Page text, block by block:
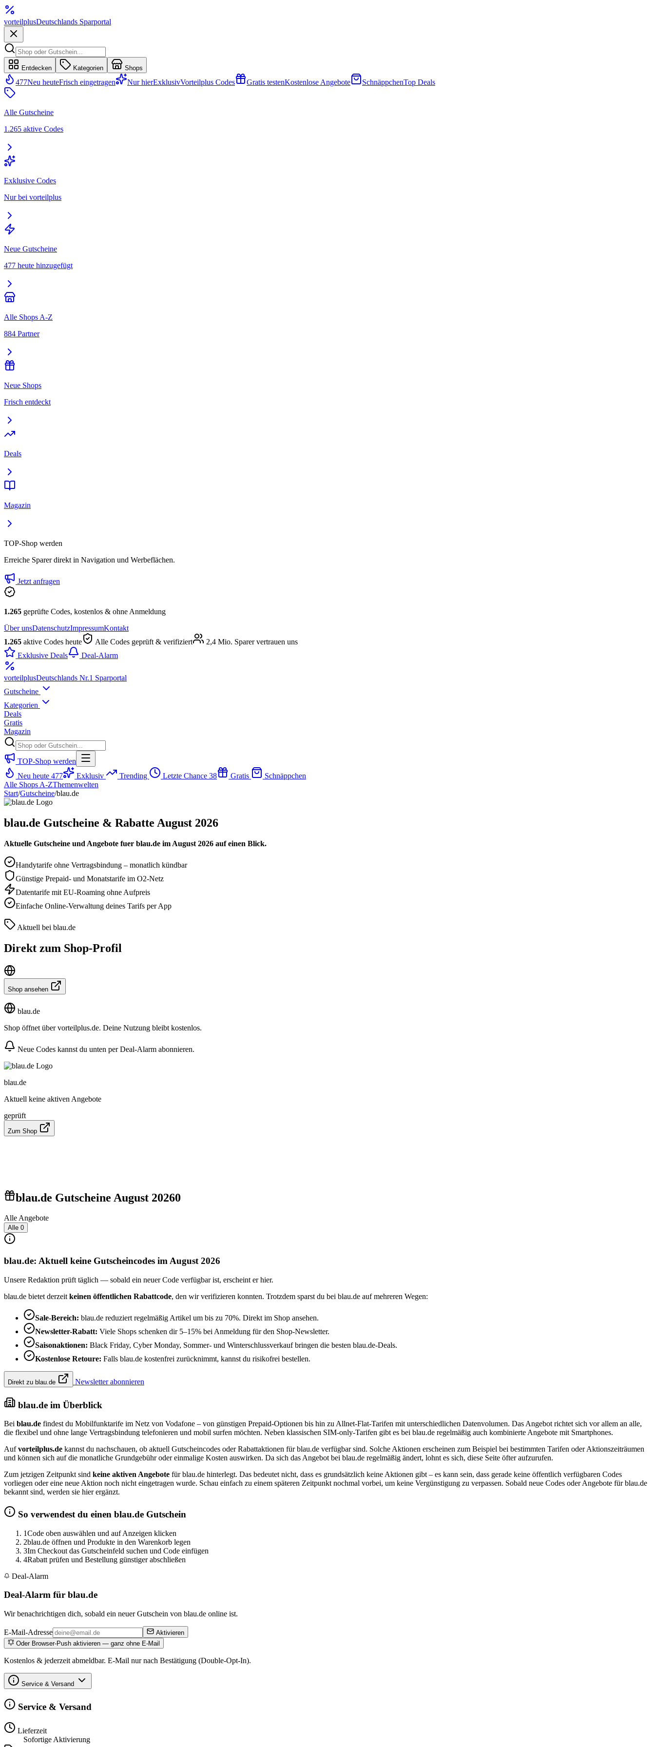
vorteilplusDeutschlands Sparportal
Entdecken Kategorien Shops
477Neu heuteFrisch eingetragen Nur hierExklusivVorteilplus Codes Gratis testenKostenlose Angebote SchnäppchenTop Deals
Alle Gutscheine
1.265 aktive Codes
Exklusive Codes
Nur bei vorteilplus
Neue Gutscheine
477 heute hinzugefügt
Alle Shops A-Z
884 Partner
Neue Shops
Frisch entdeckt
Deals
Magazin
TOP-Shop werden
Erreiche Sparer direkt in Navigation und Werbeflächen.
Jetzt anfragen
1.265 geprüfte Codes, kostenlos & ohne Anmeldung
Über unsDatenschutzImpressumKontakt
1.265 aktive Codes heute Alle Codes geprüft & verifiziert
2,4 Mio. Sparer vertrauen uns
Exklusive Deals
Deal-Alarm
vorteilplusDeutschlands Nr.1 Sparportal
Gutscheine
Kategorien
Deals
Gratis
Magazin
TOP-Shop werden
Neu heute 477 Exklusiv Trending Letzte Chance 38 Gratis
Schnäppchen
Alle Shops A-ZThemenwelten
Start/Gutscheine/blau.de
blau.de Gutscheine & Rabatte August 2026
Aktuelle Gutscheine und Angebote fuer blau.de im August 2026 auf einen Blick.
Handytarife ohne Vertragsbindung – monatlich kündbar
Günstige Prepaid- und Monatstarife im O2-Netz
Datentarife mit EU-Roaming ohne Aufpreis
Einfache Online-Verwaltung deines Tarifs per App
Aktuell bei blau.de
Direkt zum Shop-Profil
Shop ansehen
blau.de
Shop öffnet über vorteilplus.de. Deine Nutzung bleibt kostenlos.
Neue Codes kannst du unten per Deal-Alarm abonnieren.
blau.de
Aktuell keine aktiven Angebote
geprüft
Zum Shop
blau.de Gutscheine August 20260
Alle Angebote
Alle 0
blau.de: Aktuell keine Gutscheincodes im August 2026
Unsere Redaktion prüft täglich — sobald ein neuer Code verfügbar ist, erscheint er hier.
blau.de bietet derzeit keinen öffentlichen Rabattcode, den wir verifizieren konnten. Trotzdem sparst du bei blau.de auf mehreren Wegen:
Sale-Bereich: blau.de reduziert regelmäßig Artikel um bis zu 70%. Direkt im Shop ansehen.
Newsletter-Rabatt: Viele Shops schenken dir 5–15% bei Anmeldung für den Shop-Newsletter.
Saisonaktionen: Black Friday, Cyber Monday, Sommer- und Winterschlussverkauf bringen die besten blau.de-Deals.
Kostenlose Retoure: Falls blau.de kostenfrei zurücknimmt, kannst du risikofrei bestellen.
Direkt zu blau.de Newsletter abonnieren
blau.de im Überblick
Bei blau.de findest du Mobilfunktarife im Netz von Vodafone – von günstigen Prepaid-Optionen bis hin zu Allnet-Flat-Tarifen mit unterschiedlichen Datenvolumen. Das Angebot richtet sich vor allem an alle,
die flexibel und ohne lange Vertragsbindung telefonieren und mobil surfen möchten. Neben klassischen SIM-only-Tarifen gibt es bei blau.de regelmäßig auch kombinierte Angebote mit Smartphones.
Aufvorteilplus.de kannst du nachschauen, ob aktuell Gutscheincodes oder Rabattaktionen für blau.de verfügbar sind. Solche Aktionen erscheinen zum Beispiel bei bestimmten Tarifen oder Aktionszeiträumen
und können sich auf die monatliche Grundgebühr oder einmalige Kosten auswirken. Da sich das Angebot bei blau.de regelmäßig ändert, lohnt es sich, diese Seite öfter aufzurufen.
Zum jetzigen Zeitpunkt sind keine aktiven Angebote für blau.de hinterlegt. Das bedeutet nicht, dass es grundsätzlich keine Aktionen gibt – es kann sein, dass gerade keine öffentlich verfügbaren Codes
vorliegen oder eine neue Aktion noch nicht eingetragen wurde. Schau einfach zu einem späteren Zeitpunkt nochmal vorbei, um keine Vergünstigung zu verpassen. Sobald neue Codes oder Angebote für blau.de
bekannt sind, werden sie hier ergänzt.
So verwendest du einen blau.de Gutschein
1Code oben auswählen und auf Anzeigen klicken
2blau.de öffnen und Produkte in den Warenkorb legen
3Im Checkout das Gutscheinfeld suchen und Code einfügen
4Rabatt prüfen und Bestellung günstiger abschließen
Deal-Alarm
Deal-Alarm für blau.de
Wir benachrichtigen dich, sobald ein neuer Gutschein von blau.de online ist.
E-Mail-Adresse
Aktivieren
Oder Browser-Push aktivieren — ganz ohne E-Mail
Kostenlos & jederzeit abmeldbar. E-Mail nur nach Bestätigung (Double-Opt-In).
Service & Versand
Service & Versand
Lieferzeit
Sofortige Aktivierung